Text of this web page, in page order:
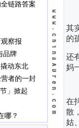
链路答案
察报
品牌
动东北
者的一封
」掀起
哪？
其
的
还
妈
在
散
姑